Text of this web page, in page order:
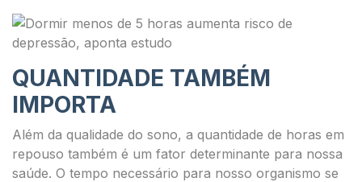
QUANTIDADE TAMBÉM
IMPORTA
Além da qualidade do sono, a quantidade de horas em
repouso também é um fator determinante para nossa
saúde. O tempo necessário para nosso organismo se